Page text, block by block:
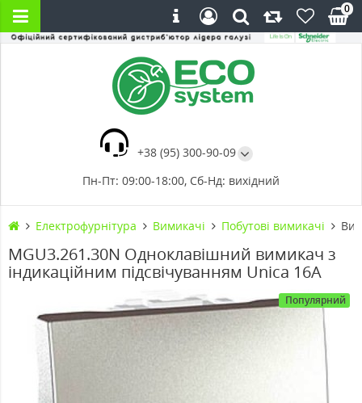
+38 (95) 300-90-09
Пн-Пт: 09:00-18:00, Сб-Нд: вихідний
0
Електрофурнітура Вимикачі Побутові вимикачі
MGU3.261.30N Одноклавішний вимикач з
індикаційним підсвічуванням Unica 16А
Популярний